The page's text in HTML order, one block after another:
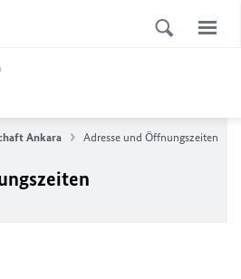
Ankara Adresse und Öffnungszeiten